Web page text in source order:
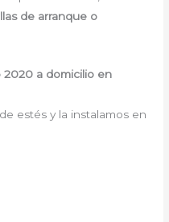
de arranque o
2020 a domicilio en
estés y la instalamos en